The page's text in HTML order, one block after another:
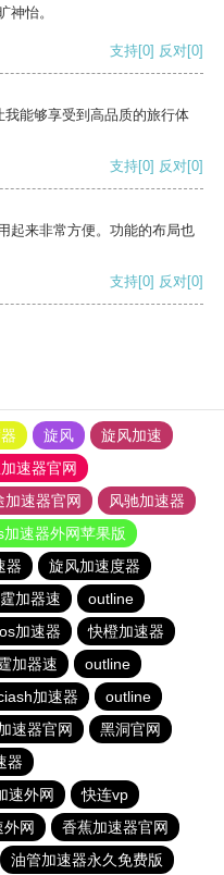
神怡。
支持[0] 反对[0]
能够享受到高品质的旅行体
支持[0] 反对[0]
起来非常方便。功能的布局也
支持[0] 反对[0]
旋风
旋风加速
速器官网
加速器官网
风驰加速器
加速器外网苹果版
器
旋风加速度器
加器速
outline
加速器
快橙加速器
加器速
outline
加速器
outline
速器官网
黑洞官网
器
速外网
快连vp
外网
香蕉加速器官网
油管加速器永久免费版